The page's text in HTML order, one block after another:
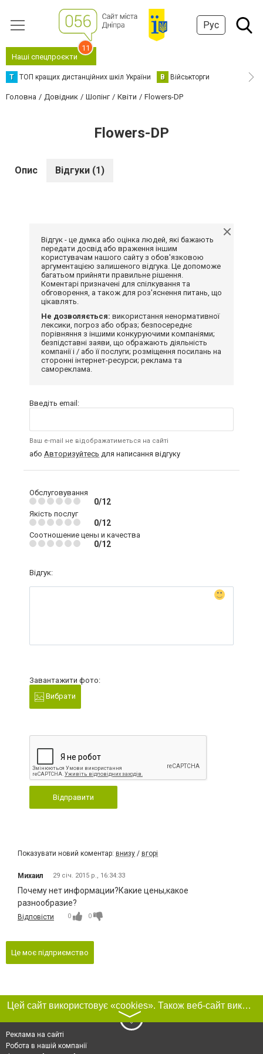
Рус
Наші спецпроєкти
11
Т ТОП кращих дистанційних шкіл України В Військторги
Головна Довідник Шопінг Квіти Flowers-DP
Flowers-DP
Опис Відгуки (1)
Відгук - це думка або оцінка людей, які бажають
передати досвід або враження іншим
користувачам нашого сайту з обов'язковою
аргументацією залишеного відгука. Це допоможе
багатьом прийняти правильне рішення.
Коментарі призначені для спілкування та
обговорення, а також для роз'яснення питань, що
цікавлять.
Не дозволяється: використання ненормативної
лексики, погроз або образ; безпосереднє
порівняння з іншими конкуруючими компаніями;
безпідставні заяви, що ображають діяльність
компанії і / або її послуги; розміщення посилань на
сторонні інтернет-ресурси; реклама та
самореклама.
Введіть email:
Ваш e-mail не відображатиметься на сайті
або Авторизуйтесь для написання відгуку
Обслуговування
0/12
Якість послуг
0/12
Соотношение цены и качества
0/12
Відгук:
Завантажити фото:
Вибрати
Відправити
Показувати новий коментар: внизу / вгорі
Михаил 29 січ. 2015 р., 16:34:33
Почему нет информации?Какие цены,какое
разнообразие?
Відповісти 0 0
Це моє підприємство
Цей сайт використовує «cookies». Також веб-сайт використовує інтернет-сервіс для збору технічних даних стосовно відвідувачів з метою отримання маркетингової та статистичної інформації. Умови обробки даних відвідувачів сайту див.
〉
Реклама на сайті
Робота в нашій компанії